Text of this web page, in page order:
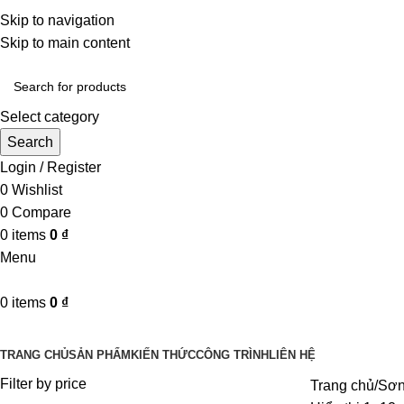
Skip to navigation
Skip to main content
Một uy tín - triệu niềm tin
Hotline : 0346394639 - 0973332499
Select category
Search
Login / Register
0 Wishlist
0 Compare
0 items 0 ₫
Menu
0 items 0 ₫
TRANG CHỦSẢN PHẨM KIẾN THỨCCÔNG TRÌNH LIÊN HỆ
Filter by price Trang chủ